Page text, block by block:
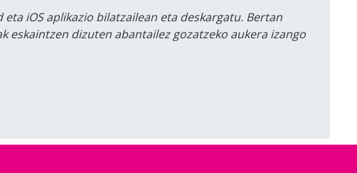
iOS aplikazio bilatzailean eta deskargatu. Bertan
eskaintzen dizuten abantailez gozatzeko aukera izango